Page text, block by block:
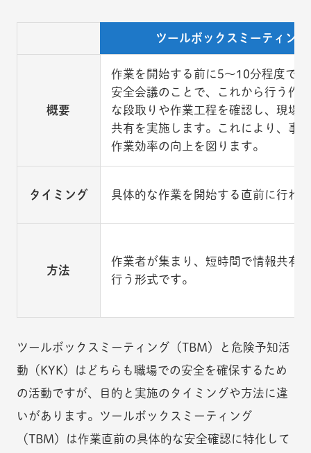
ツールボックスミーティング
概要
作業を開始する前に5～10分程度で
安全会議のことで、これから行う作
な段取りや作業工程を確認し、現場
共有を実施します。これにより、事
作業効率の向上を図ります。
タイミング 具体的な作業を開始する直前に行わ
方法
作業者が集まり、短時間で情報共有
行う形式です。
ツールボックスミーティング（TBM）と危険予知活
動（KYK）はどちらも職場での安全を確保するため
の活動ですが、目的と実施のタイミングや方法に違
いがあります。ツールボックスミーティング
（TBM）は作業直前の具体的な安全確認に特化して